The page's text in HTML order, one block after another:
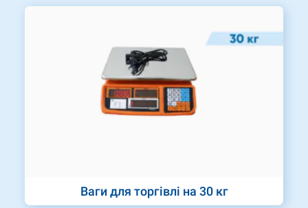
Ваги для торгівлі на 30 кг